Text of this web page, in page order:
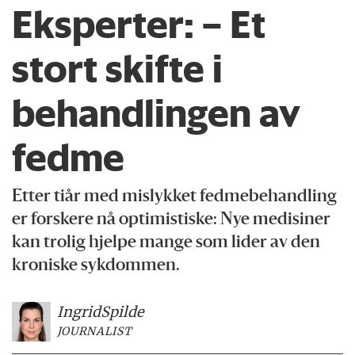
Eksperter: – Et
stort skifte i
behandlingen av
fedme
Etter tiår med mislykket fedmebehandling
er forskere nå optimistiske: Nye medisiner
kan trolig hjelpe mange som lider av den
kroniske sykdommen.
IngridSpilde
JOURNALIST